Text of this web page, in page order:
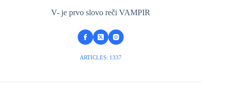
V- je prvo slovo reči VAMPIR
ARTICLES: 1337